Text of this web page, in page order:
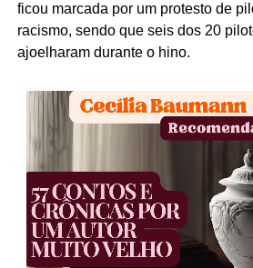
ficou marcada por um protesto de
racismo, sendo que seis dos 20
ajoelharam durante o hino.